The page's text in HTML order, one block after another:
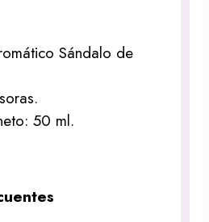
Sándalo de
50 ml.